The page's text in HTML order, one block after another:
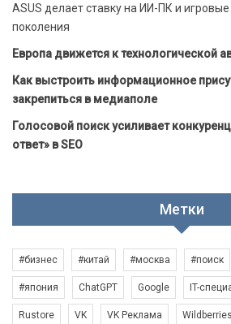
ASUS делает ставку на ИИ-ПК и игровые
поколения
Европа движется к технологической
Как выстроить информационное
закрепиться в медиаполе
Голосовой поиск усиливает
ответ» в SEO
Метки
#бизнес #китай #москва #поиск
#япония ChatGPT Google IT-
Rustore VK VK Реклама Wildberries